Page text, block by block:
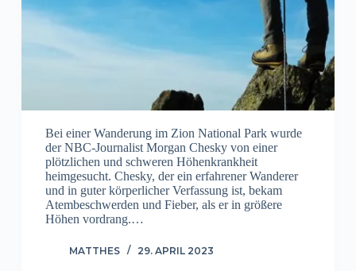
Bei einer Wanderung im Zion National Park wurde
der NBC-Journalist Morgan Chesky von einer
plötzlichen und schweren Höhenkrankheit
heimgesucht. Chesky, der ein erfahrener Wanderer
und in guter körperlicher Verfassung ist, bekam
Atembeschwerden und Fieber, als er in größere
Höhen vordrang.…
MATTHES 29. APRIL 2023